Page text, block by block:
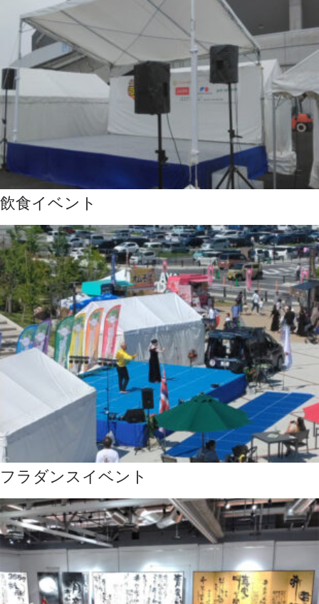
飲食イベント
フラダンスイベント